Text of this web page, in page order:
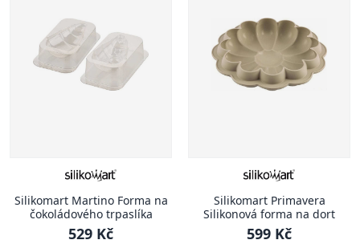
Silikomart Martino Forma na
čokoládového trpaslíka
529 Kč
Silikomart Primavera
Silikonová forma na dort
599 Kč